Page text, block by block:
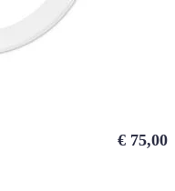
€ 75,00